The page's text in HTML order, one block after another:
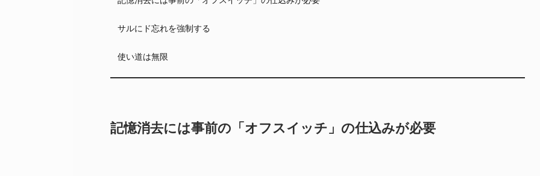
サルにド忘れを強制する
使い道は無限
記憶消去には事前の「オフスイッチ」の仕込みが必要